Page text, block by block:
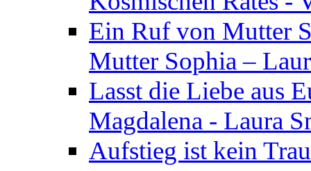
Ein Ruf von Mutter
Mutter Sophia –
Lasst die Liebe aus
Magdalena - Laura
Aufstieg ist kein